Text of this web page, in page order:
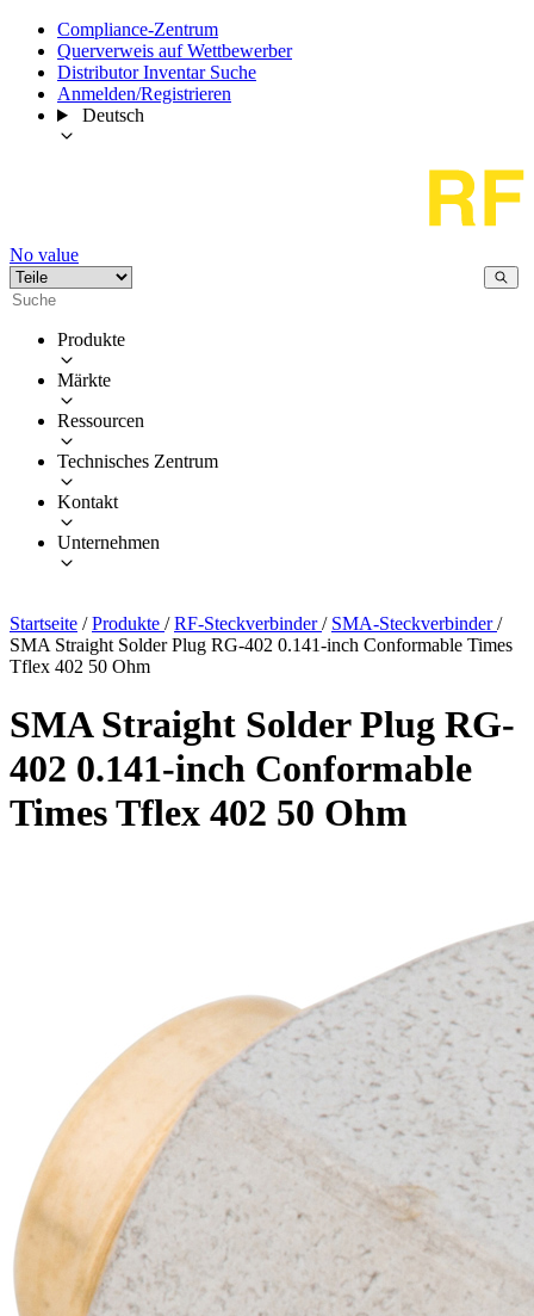
Compliance-Zentrum
Querverweis auf Wettbewerber
Distributor Inventar Suche
Anmelden/Registrieren
Deutsch
No value
Produkte
Märkte
Ressourcen
Technisches Zentrum
Kontakt
Unternehmen
Startseite / Produkte / RF-Steckverbinder/ SMA-Steckverbinder/
SMA Straight Solder Plug RG-402 0.141-inch Conformable Times
Tflex 402 50 Ohm
SMA Straight Solder Plug RG-
402 0.141-inch Conformable
Times Tflex 402 50 Ohm